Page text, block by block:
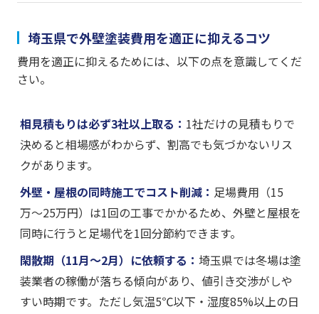
埼玉県で外壁塗装費用を適正に抑えるコツ
費用を適正に抑えるためには、以下の点を意識してくだ
さい。
相見積もりは必ず3社以上取る： 1社だけの見積もりで
決めると相場感がわからず、割高でも気づかないリス
クがあります。
外壁・屋根の同時施工でコスト削減： 足場費用（15
万〜25万円）は1回の工事でかかるため、外壁と屋根を
同時に行うと足場代を1回分節約できます。
閑散期（11月〜2月）に依頼する： 埼玉県では冬場は塗
装業者の稼働が落ちる傾向があり、値引き交渉がしや
すい時期です。ただし気温5℃以下・湿度85%以上の日